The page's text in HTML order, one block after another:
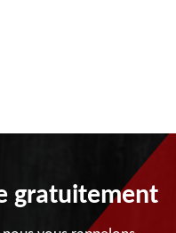
gratuitement